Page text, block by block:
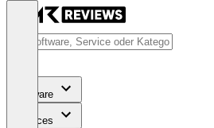
Software
Services